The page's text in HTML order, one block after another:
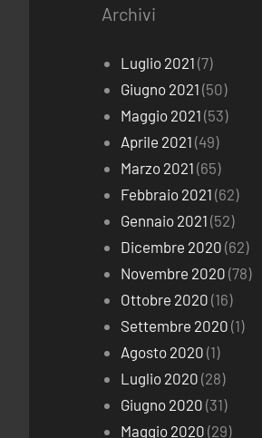
Archivi
Luglio 2021 (7)
Giugno 2021 (50)
Maggio 2021 (53)
Aprile 2021 (49)
Marzo 2021 (65)
Febbraio 2021 (62)
Gennaio 2021 (52)
Dicembre 2020 (62)
Novembre 2020 (78)
Ottobre 2020 (16)
Settembre 2020 (1)
Agosto 2020 (1)
Luglio 2020 (28)
Giugno 2020 (31)
Maggio 2020 (29)